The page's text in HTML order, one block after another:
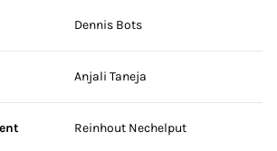
overDennis Bots
Anjali Taneja
Reinhout Nechelput